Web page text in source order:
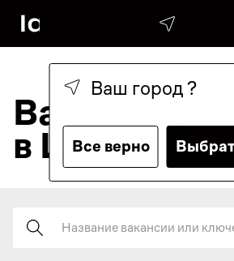
Ваш город?
Все верно
Вакансии
в Lamoda